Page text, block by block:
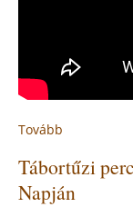
Tovább
legyek
cserkész?
Tábortűzi
Napján